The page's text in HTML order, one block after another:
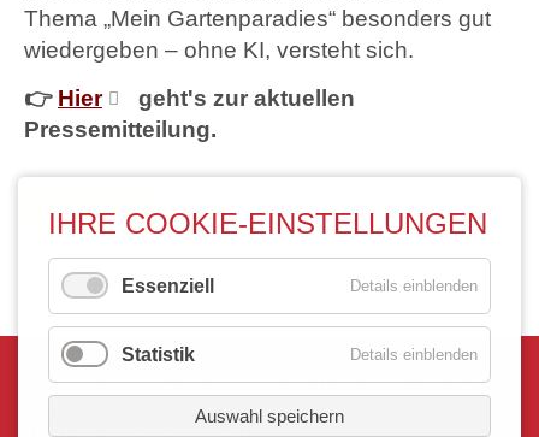
Thema „Mein Gartenparadies“ besonders gut
wiedergeben – ohne KI, versteht sich.
👉 Hier
geht's zur aktuellen
Pressemitteilung.
ZURÜCK
© 2026 Stiftung für Mensch und Umwelt. All rights
reserved.
Impressum Datenschutz
|
Teilnahmebedingungen
IHRE COOKIE-EINSTELLUNGEN
Essenziell Details einblenden
Statistik Details einblenden
Auswahl speichern